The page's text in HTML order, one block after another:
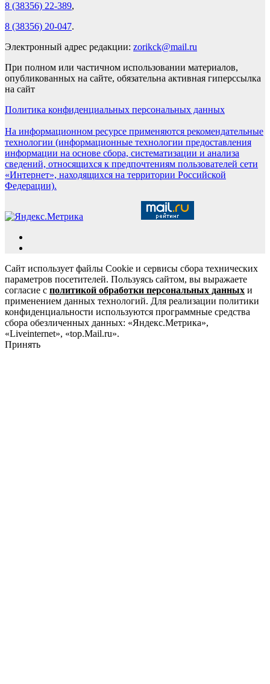
8 (38356) 22-389,
8 (38356) 20-047.
Электронный адрес редакции: zorikck@mail.ru
При полном или частичном использовании материалов,
опубликованных на сайте, обязательна активная гиперссылка
на сайт
Политика конфиденциальных персональных данных
На информационном ресурсе применяются рекомендательные
технологии (информационные технологии предоставления
информации на основе сбора, систематизации и анализа
сведений, относящихся к предпочтениям пользователей сети
«Интернет», находящихся на территории Российской
Федерации).
Сайт использует файлы Cookie и сервисы сбора технических
параметров посетителей. Пользуясь сайтом, вы выражаете
согласие с политикой обработки персональных данных и
применением данных технологий. Для реализации политики
конфиденциальности используются программные средства
сбора обезличенных данных: «Яндекс.Метрика»,
«Liveinternet», «top.Mail.ru».
Принять